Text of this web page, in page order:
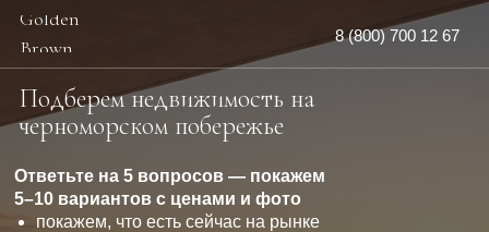
Golden
Brown
Подберем недвижимость на
черноморском побережье
Ответьте на 5 вопросов — покажем
5–10 вариантов с ценами и фото
покажем, что есть сейчас на рынке
8 (800) 700 12 67